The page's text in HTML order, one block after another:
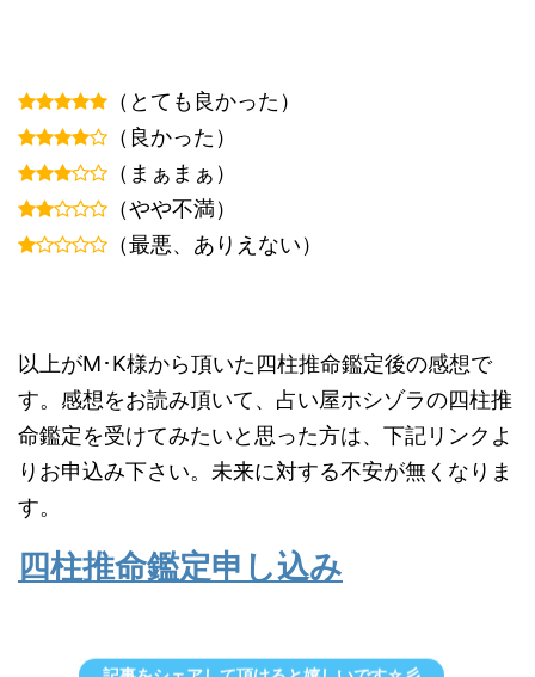
（とても良かった）
（良かった）
（まぁまぁ）
（やや不満）
（最悪、ありえない）
以上がM･K様から頂いた四柱推命鑑定後の感想で
す。感想をお読み頂いて、占い屋ホシゾラの四柱推
命鑑定を受けてみたいと思った方は、下記リンクよ
りお申込み下さい。未来に対する不安が無くなりま
す。
四柱推命鑑定申し込み